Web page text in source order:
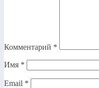
Комментарий *
Имя *
Email *